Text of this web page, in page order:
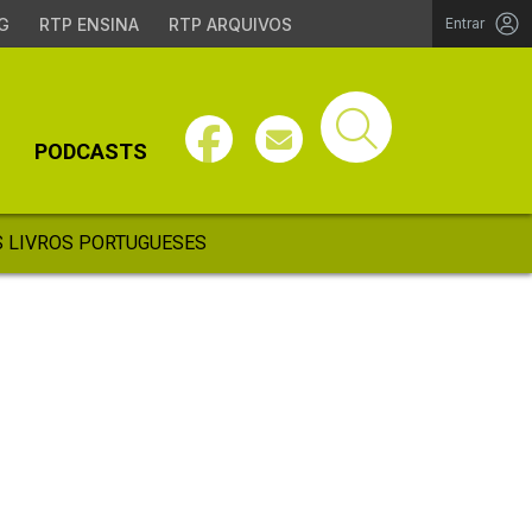
RTP ENSINA RTP ARQUIVOS Entrar
PODCASTS
LIVROS PORTUGUESES